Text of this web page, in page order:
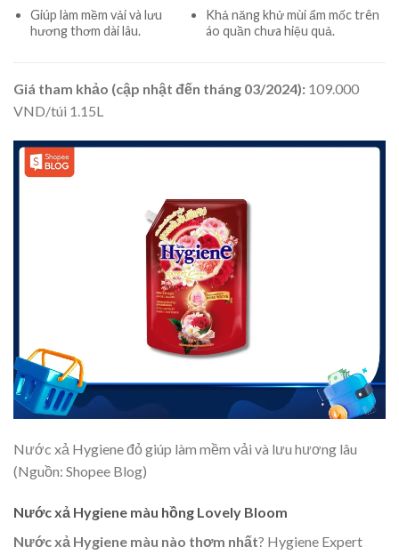
Giúp làm mềm vải và lưu
hương thơm dài lâu.
Khả năng khử mùi ẩm mốc trên
áo quần chưa hiệu quả.
Giá tham khảo (cập nhật đến tháng 03/2024): 109.000
VND/túi 1.15L
Nước xả Hygiene đỏ giúp làm mềm vải và lưu hương lâu
(Nguồn: Shopee Blog)
Nước xả Hygiene màu hồng Lovely Bloom
Nước xả Hygiene màu nào thơm nhất? Hygiene Expert